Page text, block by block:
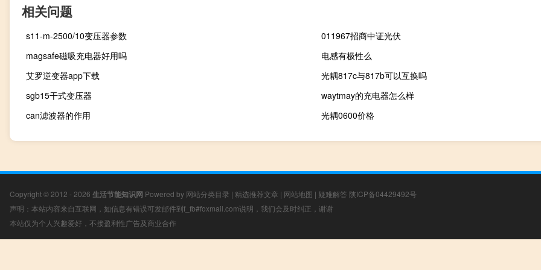
相关问题
s11-m-2500/10变压器参数
011967招商中证光伏
magsafe磁吸充电器好用吗
电感有极性么
艾罗逆变器app下载
光耦817c与817b可以互换吗
sgb15干式变压器
waytmay的充电器怎么样
can滤波器的作用
光耦0600价格
Copyright © 2012 - 2026 生活节能知识网 Powered by 网站分类目录 | 精选推荐文章 | 网站地图 | 疑难解答 陕ICP备04429492号
声明：本站内容来自互联网，如信息有错误可发邮件到f_fb#foxmail.com说明，我们会及时纠正，谢谢
本站仅为个人兴趣爱好，不接盈利性广告及商业合作